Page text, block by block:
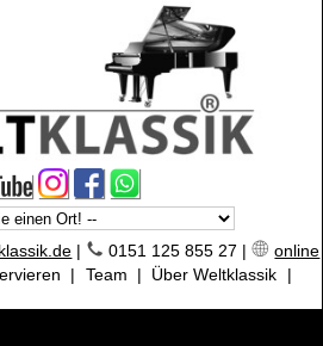
| 0151 125 855 27 |
online
| Team | Über Weltklassik
|